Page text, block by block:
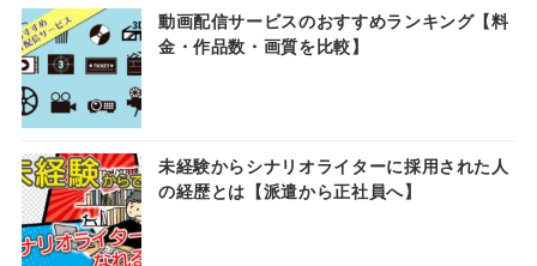
動画配信サービスのおすすめランキング【料
金・作品数・画質を比較】
未経験からシナリオライターに採用された人
の経歴とは【派遣から正社員へ】